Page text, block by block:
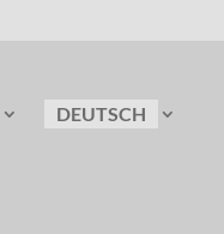
DEUTSCH